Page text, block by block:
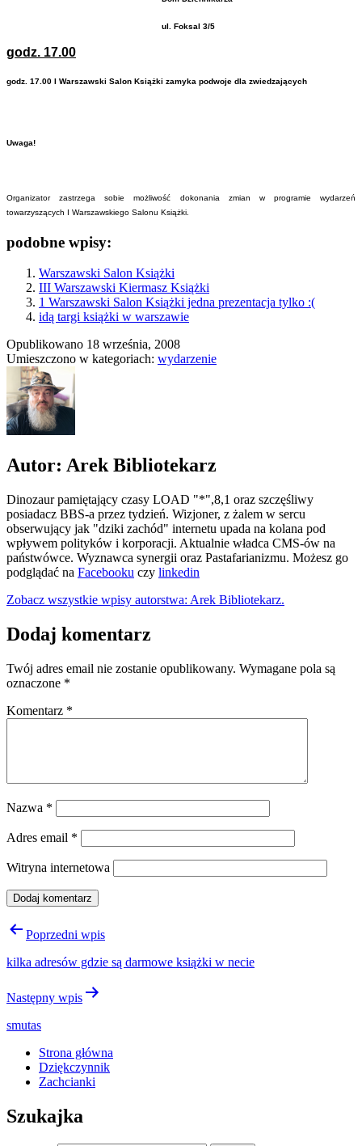
ul. Foksal 3/5
godz. 17.00
godz. 17.00 I Warszawski Salon Książki zamyka podwoje dla zwiedzających
Uwaga!
Organizator zastrzega sobie możliwość dokonania zmian w programie wydarzeń
towarzyszących I Warszawskiego Salonu Książki.
podobne wpisy:
Warszawski Salon Książki
III Warszawski Kiermasz Książki
1 Warszawski Salon Książki jedna prezentacja tylko :(
idą targi książki w warszawie
Opublikowano 18 września, 2008
Umieszczono w kategoriach: wydarzenie
Autor: Arek Bibliotekarz
Dinozaur pamiętający czasy LOAD "*",8,1 oraz szczęśliwy
posiadacz BBS-a przez tydzień. Wizjoner, z żalem w sercu
obserwujący jak "dziki zachód" internetu upada na kolana pod
wpływem polityków i korporacji. Aktualnie władca CMS-ów na
państwówce. Wyznawca synergii oraz Pastafarianizmu. Możesz go
podglądać na Facebooku czy linkedin
Zobacz wszystkie wpisy autorstwa: Arek Bibliotekarz.
Dodaj komentarz
Twój adres email nie zostanie opublikowany. Wymagane pola są
oznaczone *
Komentarz *
Nazwa *
Adres email *
Witryna internetowa
Nawigacja
Poprzedni wpis
kilka adresów gdzie są darmowe książki w necie
Następny wpis
smutas
Strona główna
Dziękczynnik
Zachcianki
Szukajka